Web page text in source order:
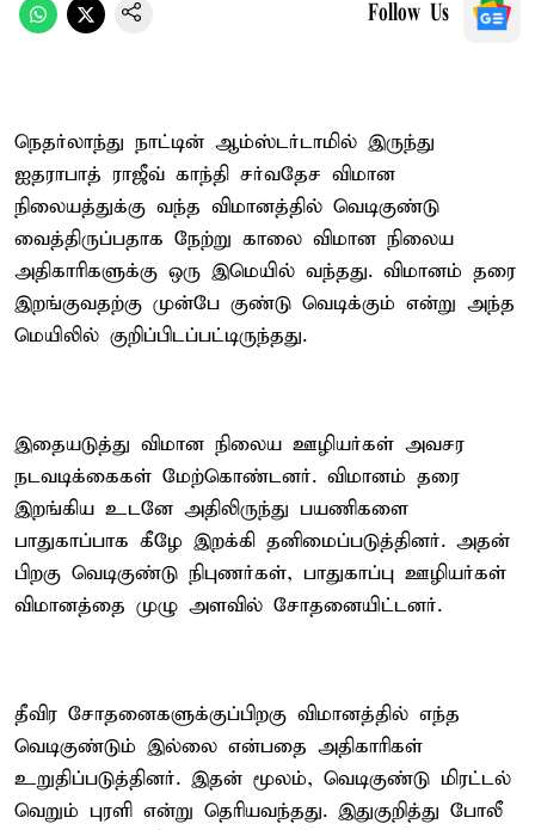
Follow Us
நெதர்லாந்து நாட்டின் ஆம்ஸ்டர்டாமில் இருந்து
ஐதராபாத் ராஜீவ் காந்தி சர்வதேச விமான
நிலையத்துக்கு வந்த விமானத்தில் வெடிகுண்டு
வைத்திருப்பதாக நேற்று காலை விமான நிலைய
அதிகாரிகளுக்கு ஒரு இமெயில் வந்தது. விமானம் தரை
இறங்குவதற்கு முன்பே குண்டு வெடிக்கும் என்று அந்த
மெயிலில் குறிப்பிடப்பட்டிருந்தது.
இதையடுத்து விமான நிலைய ஊழியர்கள் அவசர
நடவடிக்கைகள் மேற்கொண்டனர். விமானம் தரை
இறங்கிய உடனே அதிலிருந்து பயணிகளை
பாதுகாப்பாக கீழே இறக்கி தனிமைப்படுத்தினர். அதன்
பிறகு வெடிகுண்டு நிபுணர்கள், பாதுகாப்பு ஊழியர்கள்
விமானத்தை முழு அளவில் சோதனையிட்டனர்.
தீவிர சோதனைகளுக்குப்பிறகு விமானத்தில் எந்த
வெடிகுண்டும் இல்லை என்பதை அதிகாரிகள்
உறுதிப்படுத்தினர். இதன் மூலம், வெடிகுண்டு மிரட்டல்
வெறும் புரளி என்று தெரியவந்தது. இதுகுறித்து போலீ